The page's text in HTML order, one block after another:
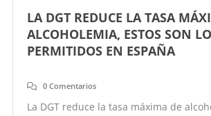
LA DGT REDUCE LA TASA
ALCOHOLEMIA, ESTOS SON
PERMITIDOS EN ESPAÑA
0 Comentarios
La DGT reduce la tasa máxima de